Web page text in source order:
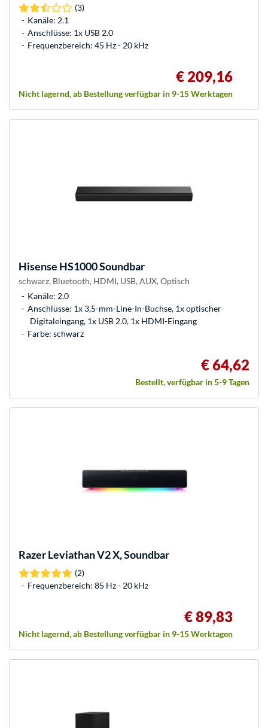
(3)
Kanäle: 2.1
Anschlüsse: 1x USB 2.0
Frequenzbereich: 45 Hz - 20 kHz
€ 209,16
Nicht lagernd, ab Bestellung verfügbar in 9-15 Werktagen
Hisense HS1000 Soundbar
schwarz, Bluetooth, HDMI, USB, AUX, Optisch
Kanäle: 2.0
Anschlüsse: 1x 3,5-mm-Line-In-Buchse, 1x optischer
Digitaleingang, 1x USB 2.0, 1x HDMI-Eingang
Farbe: schwarz
€ 64,62
Bestellt, verfügbar in 5-9 Tagen
RazerLeviathan V2 X, Soundbar
(2)
Frequenzbereich: 85 Hz - 20 kHz
€ 89,83
Nicht lagernd, ab Bestellung verfügbar in 9-15 Werktagen